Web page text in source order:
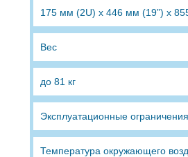
175 мм (2U) х 446 мм (19”) х
Вес
до 81 кг
Эксплуатационные ограничения
Температура окружающего